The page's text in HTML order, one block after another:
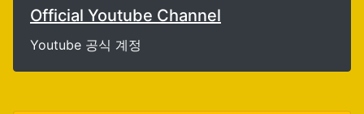
Official Youtube Channel
Youtube 공식 계정